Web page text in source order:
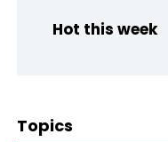
Hot this week
Topics